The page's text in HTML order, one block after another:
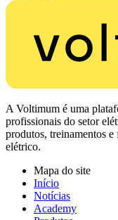
A Voltimum é uma
profissionais do setor
produtos, treinamentos e
elétrico.
Mapa do site
Início
Notícias
Academy